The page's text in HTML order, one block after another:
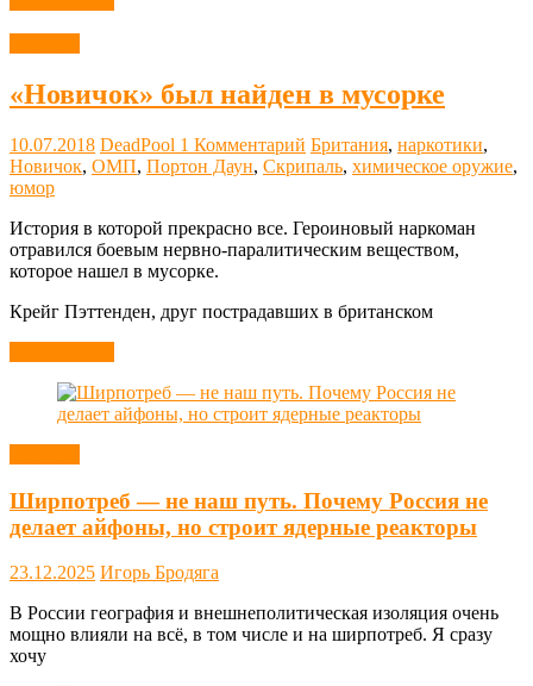
«Новичок» был найден в мусорке
10.07.2018 DeadPool 1 Комментарий Британия, наркотики,
Новичок, ОМП, Портон Даун, Скрипаль, химическое оружие,
юмор
История в которой прекрасно все. Героиновый наркоман
отравился боевым нервно-паралитическим веществом,
которое нашел в мусорке.
Крейг Пэттенден, друг пострадавших в британском
Ширпотреб — не наш путь. Почему Россия не
делает айфоны, но строит ядерные реакторы
23.12.2025 Игорь Бродяга
В России география и внешнеполитическая изоляция очень
мощно влияли на всё, в том числе и на ширпотреб. Я сразу
хочу